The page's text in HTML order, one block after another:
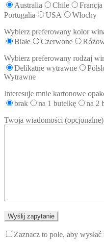
Australia
Chile Francja
Portugalia
USA
Włochy
Wybierz preferowany kolor
Białe
Czerwone
Wybierz preferowany rodzaj
Delikatne wytrawne
Wytrawne
Interesuje mnie kartonowe
brak
na 1 butelkę na 2
Twoja wiadomości (opcjonalne)
Zaznacz to pole, aby